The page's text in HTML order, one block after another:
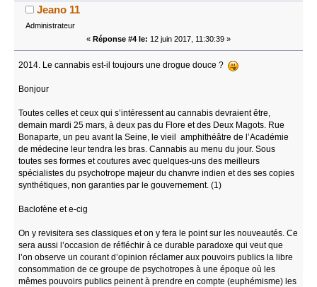
Jeano 11
Administrateur
« Réponse #4 le: 12 juin 2017, 11:30:39 »
2014. Le cannabis est-il toujours une drogue douce ?
Bonjour
Toutes celles et ceux qui s’intéressent au cannabis devraient être,
demain mardi 25 mars, à deux pas du Flore et des Deux Magots. Rue
Bonaparte, un peu avant la Seine, le vieil amphithéâtre de l’Académie
de médecine leur tendra les bras. Cannabis au menu du jour. Sous
toutes ses formes et coutures avec quelques-uns des meilleurs
spécialistes du psychotrope majeur du chanvre indien et des ses copies
synthétiques, non garanties par le gouvernement. (1)
Baclofène et e-cig
On y revisitera ses classiques et on y fera le point sur les nouveautés. Ce
sera aussi l’occasion de réfléchir à ce durable paradoxe qui veut que
l’on observe un courant d’opinion réclamer aux pouvoirs publics la libre
consommation de ce groupe de psychotropes à une époque où les
mêmes pouvoirs publics peinent à prendre en compte (euphémisme) les